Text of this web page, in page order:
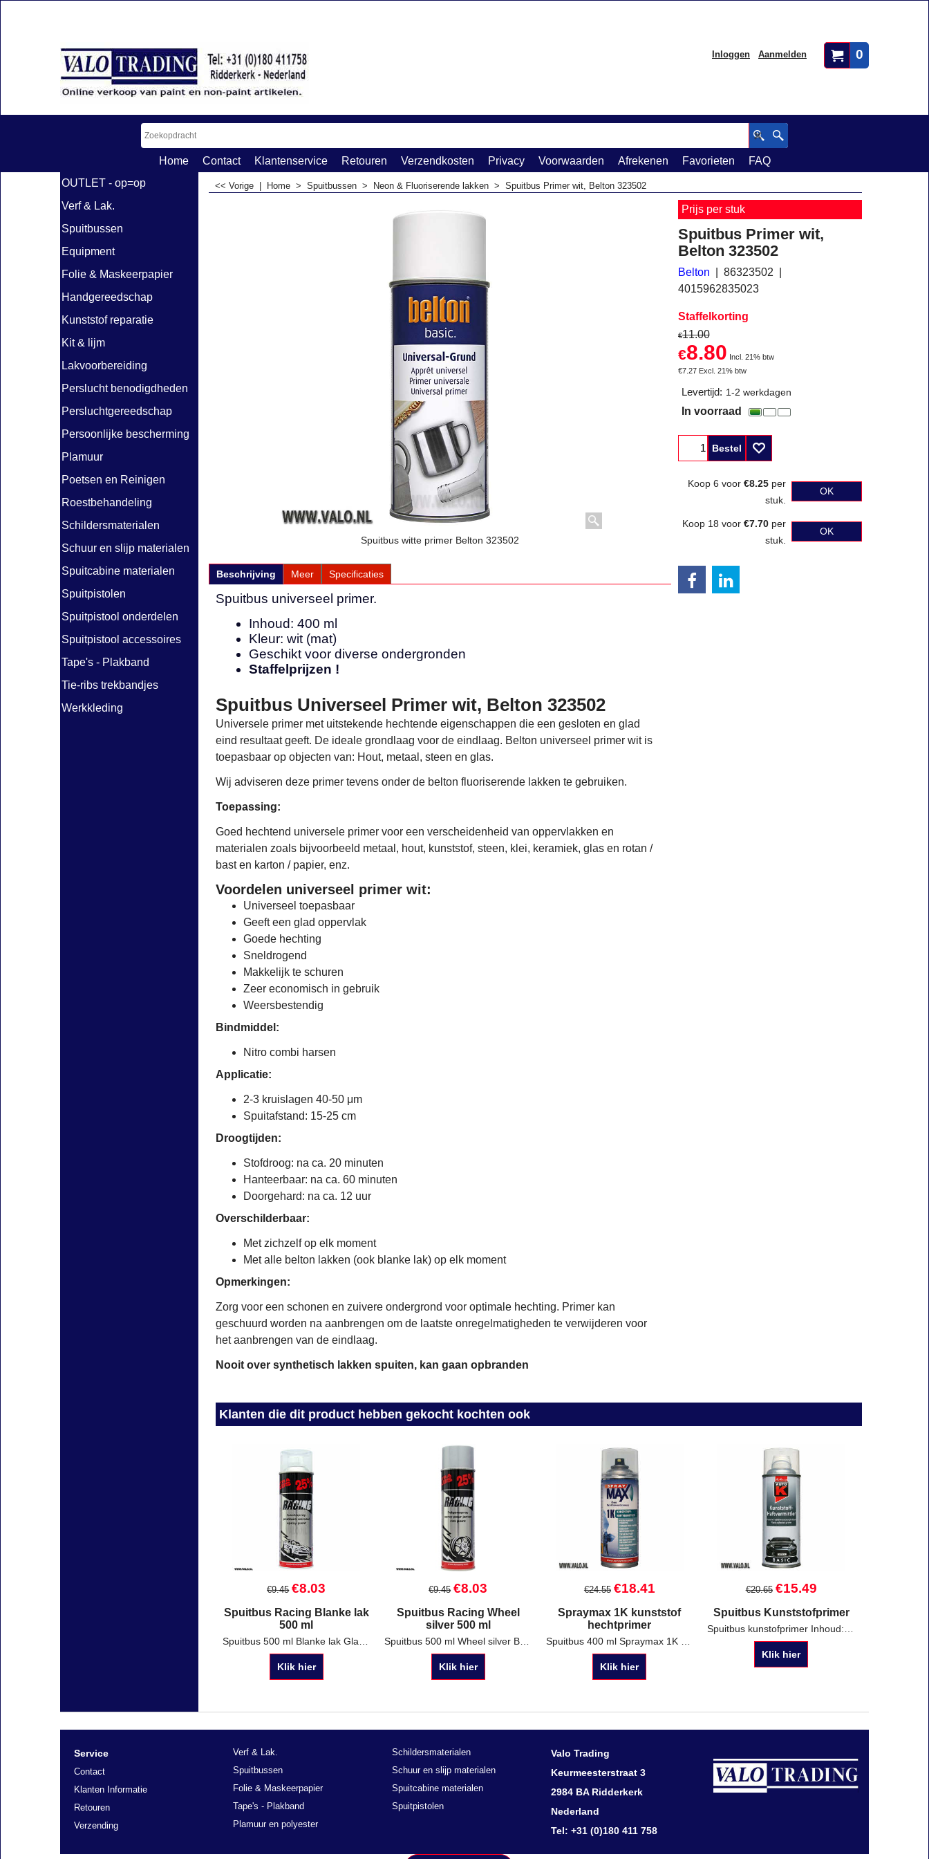
0
Inloggen Aanmelden
Home Contact Klantenservice Retouren Verzendkosten Privacy Voorwaarden Afrekenen Favorieten
FAQ
OUTLET - op=op
Verf & Lak.
Spuitbussen
Equipment
Folie & Maskeerpapier
Handgereedschap
Kunststof reparatie
Kit & lijm
Lakvoorbereiding
Perslucht benodigdheden
Persluchtgereedschap
Persoonlijke bescherming
Plamuur
Poetsen en Reinigen
Roestbehandeling
Schildersmaterialen
Schuur en slijp materialen
Spuitcabine materialen
Spuitpistolen
Spuitpistool onderdelen
Spuitpistool accessoires
Tape's - Plakband
Tie-ribs trekbandjes
Werkkleding
<< Vorige Home > Spuitbussen > Neon & Fluoriserende lakken > Spuitbus Primer wit, Belton 323502
Spuitbus witte primer Belton 323502
Prijs per stuk
Spuitbus Primer wit,
Belton 323502
Belton
86323502
4015962835023
Staffelkorting
€11.00
€8.80 Incl. 21% btw
€7.27 Excl. 21% btw
Levertijd: 1-2 werkdagen
In voorraad
Bestel
Koop 6 voor €8.25per
stuk.
OK
Koop 18 voor €7.70per
stuk.
OK
Beschrijving Meer Specificaties
Spuitbus universeel primer.
Inhoud: 400 ml
Kleur: wit (mat)
Geschikt voor diverse ondergronden
Staffelprijzen !
Spuitbus Universeel Primer wit, Belton 323502
Universele primer met uitstekende hechtende eigenschappen die een gesloten en glad
eind resultaat geeft. De ideale grondlaag voor de eindlaag. Belton universeel primer wit is
toepasbaar op objecten van: Hout, metaal, steen en glas.
Wij adviseren deze primer tevens onder de belton fluoriserende lakken te gebruiken.
Toepassing:
Goed hechtend universele primer voor een verscheidenheid van oppervlakken en
materialen zoals bijvoorbeeld metaal, hout, kunststof, steen, klei, keramiek, glas en rotan /
bast en karton / papier, enz.
Voordelen universeel primer wit:
Universeel toepasbaar
Geeft een glad oppervlak
Goede hechting
Sneldrogend
Makkelijk te schuren
Zeer economisch in gebruik
Weersbestendig
Bindmiddel:
Nitro combi harsen
Applicatie:
2-3 kruislagen 40-50 μm
Spuitafstand: 15-25 cm
Droogtijden:
Stofdroog: na ca. 20 minuten
Hanteerbaar: na ca. 60 minuten
Doorgehard: na ca. 12 uur
Overschilderbaar:
Met zichzelf op elk moment
Met alle belton lakken (ook blanke lak) op elk moment
Opmerkingen:
Zorg voor een schonen en zuivere ondergrond voor optimale hechting. Primer kan
geschuurd worden na aanbrengen om de laatste onregelmatigheden te verwijderen voor
het aanbrengen van de eindlaag.
Nooit over synthetisch lakken spuiten, kan gaan opbranden
Klanten die dit product hebben gekocht kochten ook
€9.45 €8.03
Spuitbus Racing Blanke lak
500 ml
Klik hier
€9.45 €8.03
Spuitbus Racing Wheel
silver 500 ml
Spuitbus 500 ml Wheel silver Bestand tegen remstof
Klik hier
€24.55 €18.41
Spraymax 1K kunststof
hechtprimer
Klik hier
€20.65 €15.49
Spuitbus Kunststofprimer
Klik hier
Service
Verf & Lak.
Folie & Maskeerpapier
Tape's - Plakband
Schildersmaterialen
Schuur en slijp materialen
Spuitcabine materialen
Valo Trading
Keurmeesterstraat 3
2984 BA Ridderkerk
Nederland
Tel: +31 (0)180 411 758